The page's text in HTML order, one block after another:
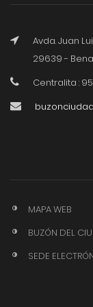
Avda. Juan
29639 -
Centralita :
MAPA WEB
BUZÓN DEL
SEDE